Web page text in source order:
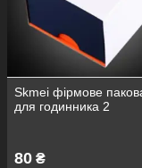
Skmei фірмове
для годинника 2
80 ₴